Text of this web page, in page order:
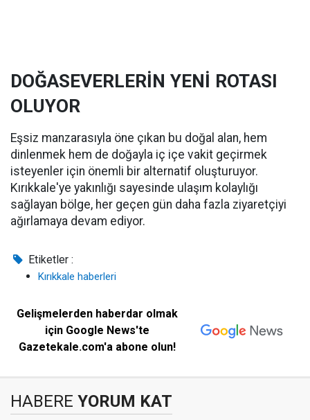
DOĞASEVERLERİN YENİ ROTASI
OLUYOR
Eşsiz manzarasıyla öne çıkan bu doğal alan, hem
dinlenmek hem de doğayla iç içe vakit geçirmek
isteyenler için önemli bir alternatif oluşturuyor.
Kırıkkale'ye yakınlığı sayesinde ulaşım kolaylığı
sağlayan bölge, her geçen gün daha fazla ziyaretçiyi
ağırlamaya devam ediyor.
Etiketler :
Kırıkkale haberleri
Gelişmelerden haberdar olmak
için Google News'te
Gazetekale.com'a abone olun!
HABERE YORUM KAT